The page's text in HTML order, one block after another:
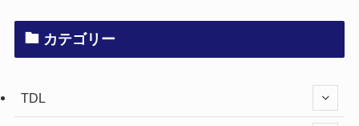
カテゴリー
TDL